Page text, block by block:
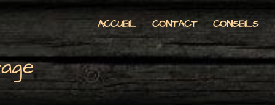
ACCUEIL CONTACT CONSEILS